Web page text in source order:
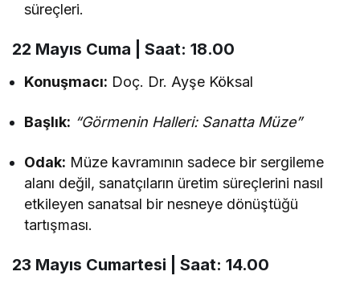
süreçleri.
22 Mayıs Cuma | Saat: 18.00
Konuşmacı: Doç. Dr. Ayşe Köksal
Başlık: “Görmenin Halleri: Sanatta Müze”
Odak: Müze kavramının sadece bir sergileme
alanı değil, sanatçıların üretim süreçlerini nasıl
etkileyen sanatsal bir nesneye dönüştüğü
tartışması.
23 Mayıs Cumartesi | Saat: 14.00